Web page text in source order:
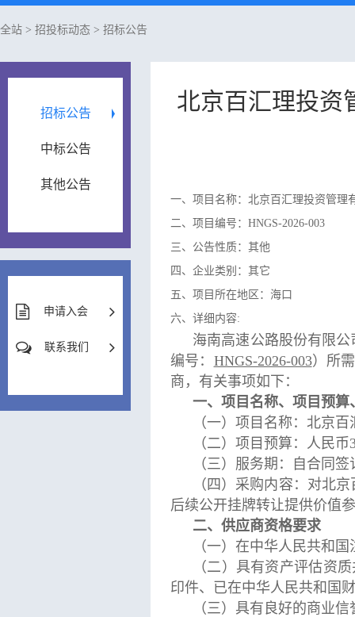
全站 > 招投标动态 > 招标公告
招标公告
中标公告
其他公告
申请入会
联系我们
北京百汇理投资
一、项目名称：北京百汇理投资管理
二、项目编号：HNGS-2026-003
三、公告性质：其他
四、企业类别：其它
五、项目所在地区：海口
六、详细内容:
海南高速公路股份有限
编号： HNGS-2026-003）所
商，有关事项如下：
一、项目名称、项目预
（一）项目名称：北京
（二）项目预算：人民
（三）服务期：自合同
（四）采购内容：对北
后续公开挂牌转让提供价值
二、供应商资格要求
（一）在中华人民共和
（二）具有资产评估资
印件、已在中华人民共和国
（三）具有良好的商业